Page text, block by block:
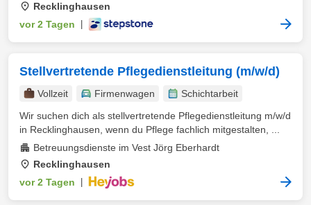
Recklinghausen
vor 2 Tagen
Stellvertretende Pflegedienstleitung (m/w/d)
Vollzeit Firmenwagen
Schichtarbeit
Wir suchen dich als stellvertretende Pflegedienstleitung m/w/d
in Recklinghausen, wenn du Pflege fachlich mitgestalten, ...
Betreuungsdienste im Vest Jörg Eberhardt
Recklinghausen
vor 2 Tagen